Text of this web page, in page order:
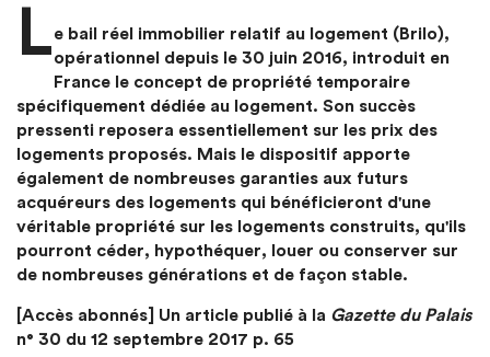
Le bail réel immobilier relatif au logement (Brilo),
opérationnel depuis le 30 juin 2016, introduit en
France le concept de propriété temporaire
spécifiquement dédiée au logement. Son succès
pressenti reposera essentiellement sur les prix des
logements proposés. Mais le dispositif apporte
également de nombreuses garanties aux futurs
acquéreurs des logements qui bénéficieront d'une
véritable propriété sur les logements construits, qu'ils
pourront céder, hypothéquer, louer ou conserver sur
de nombreuses générations et de façon stable.
[Accès abonnés] Un article publié à la Gazette du Palais
n° 30 du 12 septembre 2017 p. 65